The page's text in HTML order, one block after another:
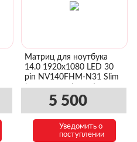
Матриц для ноутбука
14.0 1920x1080 LED 30
pin NV140FHM-N31 Slim
(уши сверху/снизу)
5 500
Уведомить о
поступлении